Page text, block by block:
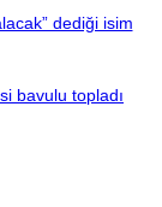
dediği isim
bavulu topladı